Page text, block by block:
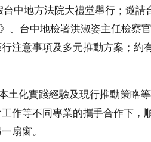
地方法院大禮堂舉行；邀請
、台中地檢署洪淑姿主任檢察
注意事項及多元推動方案；約
化實踐經驗及現行推動策略
作等不同專業的攜手合作下，
扇窗。